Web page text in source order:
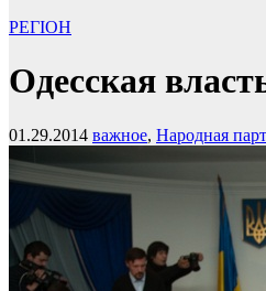
РЕГІОН
Одесская
01.29.2014 важное, Народная